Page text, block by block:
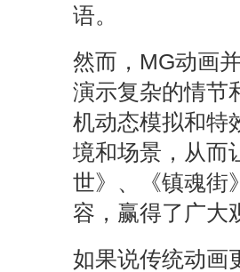
语。
然而，MG动画
演示复杂的情节
机动态模拟和特
境和场景，从而
世》、《镇魂街
容，赢得了广大
如果说传统动画